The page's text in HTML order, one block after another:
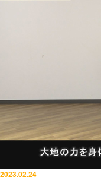
2023.02.24